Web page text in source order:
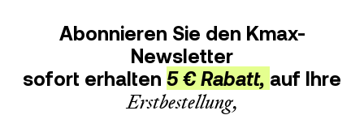
Abonnieren Sie den Kmax-
Newsletter
sofort erhalten 5 € Rabatt, auf Ihre
Erstbestellung,